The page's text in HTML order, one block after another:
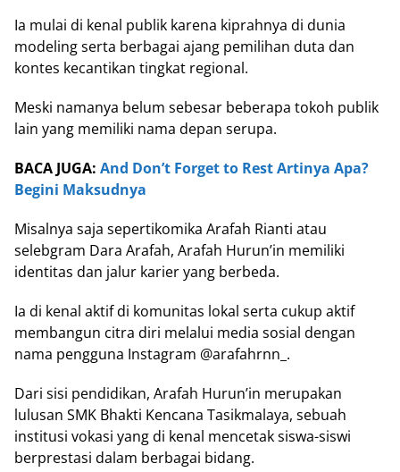
Ia mulai di kenal publik karena kiprahnya di dunia
modeling serta berbagai ajang pemilihan duta dan
kontes kecantikan tingkat regional.
Meski namanya belum sebesar beberapa tokoh publik
lain yang memiliki nama depan serupa.
BACA JUGA: And Don’t Forget to Rest Artinya Apa?
Begini Maksudnya
Misalnya saja sepertikomika Arafah Rianti atau
selebgram Dara Arafah, Arafah Hurun’in memiliki
identitas dan jalur karier yang berbeda.
Ia di kenal aktif di komunitas lokal serta cukup aktif
membangun citra diri melalui media sosial dengan
nama pengguna Instagram @arafahrnn_.
Dari sisi pendidikan, Arafah Hurun’in merupakan
lulusan SMK Bhakti Kencana Tasikmalaya, sebuah
institusi vokasi yang di kenal mencetak siswa-siswi
berprestasi dalam berbagai bidang.